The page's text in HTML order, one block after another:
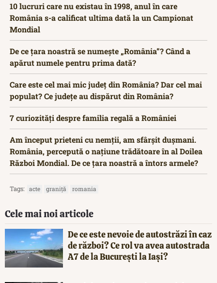
10 lucruri care nu existau în 1998, anul în care
România s-a calificat ultima dată la un Campionat
Mondial
De ce țara noastră se numește „România”? Când a
apărut numele pentru prima dată?
Care este cel mai mic județ din România? Dar cel mai
populat? Ce județe au dispărut din România?
7 curiozități despre familia regală a României
Am început prieteni cu nemții, am sfârșit dușmani.
România, percepută o națiune trădătoare în al Doilea
Război Mondial. De ce țara noastră a întors armele?
Tags: acte graniță romania
Cele mai noi articole
De ce este nevoie de autostrăzi în caz
de război? Ce rol va avea autostrada
A7 de la București la Iași?